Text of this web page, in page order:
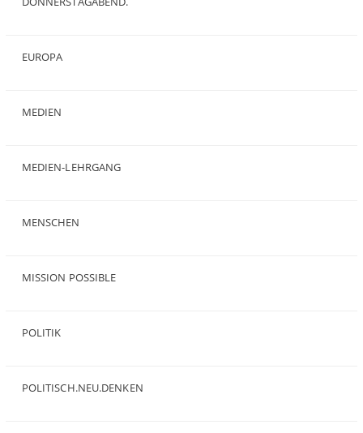
EUROPA
MEDIEN
MEDIEN-LEHRGANG
MENSCHEN
MISSION POSSIBLE
POLITIK
POLITISCH.NEU.DENKEN